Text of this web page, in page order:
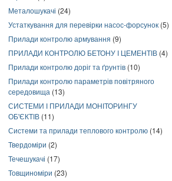
Металошукачі (24)
Устаткування для перевірки насос-форсунок (5)
Прилади контролю армування (9)
ПРИЛАДИ КОНТРОЛЮ БЕТОНУ І ЦЕМЕНТІВ (4)
Прилади контролю доріг та ґрунтів (10)
Прилади контролю параметрів повітряного
середовища (13)
СИСТЕМИ І ПРИЛАДИ МОНІТОРИНГУ
ОБ'ЄКТІВ (11)
Системи та прилади теплового контролю (14)
Твердоміри (2)
Течешукачі (17)
Товщиноміри (23)